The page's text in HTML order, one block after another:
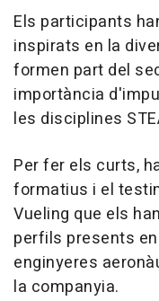
Els participants
inspirats en la
formen part del
importància
les disciplines
Per fer els curts,
formatius i el
Vueling que els
perfils presents
enginyeres
la companyia.